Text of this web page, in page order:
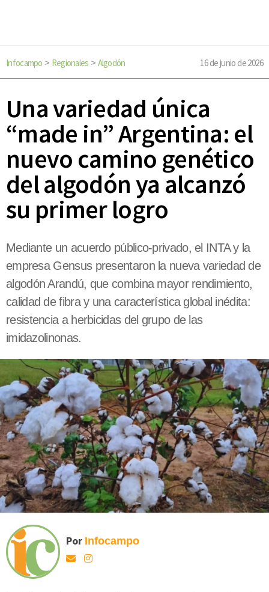
Infocampo > Regionales > Algodón 16 de junio de 2026
Una variedad única
“made in” Argentina: el
nuevo camino genético
del algodón ya alcanzó
su primer logro
Mediante un acuerdo público-privado, el INTA y la
empresa Gensus presentaron la nueva variedad de
algodón Arandú, que combina mayor rendimiento,
calidad de fibra y una característica global inédita:
resistencia a herbicidas del grupo de las
imidazolinonas.
Por Infocampo